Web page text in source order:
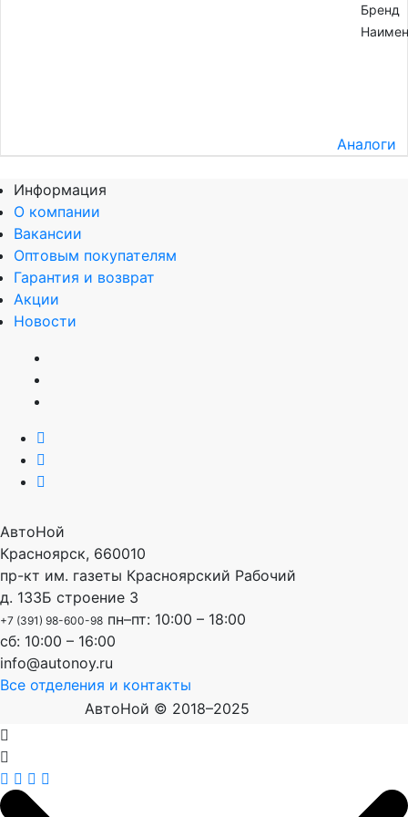
Бренд
Аналоги
Информация
О компании
Вакансии
Оптовым покупателям
Гарантия и возврат
Акции
Новости
АвтоНой
Красноярск, 660010
пр-кт им. газеты Красноярский Рабочий
д. 133Б строение 3
+7 (391) 98-600-98 пн–пт: 10:00 – 18:00
сб: 10:00 – 16:00
info@autonoy.ru
Все отделения и контакты
АвтоНой © 2018–2025